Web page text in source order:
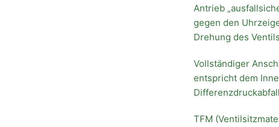
Antrieb
gegen den
Drehung des
Vollständiger
entspricht dem
TFM